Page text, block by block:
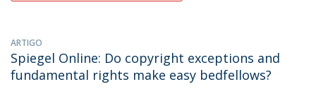
ARTIGO
Spiegel Online: Do copyright exceptions and
fundamental rights make easy bedfellows?